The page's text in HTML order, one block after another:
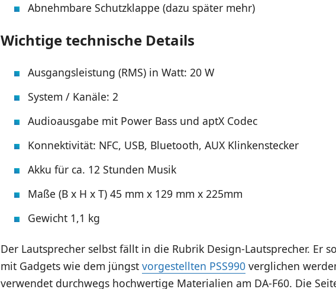
Abnehmbare Schutzklappe (dazu später mehr)
Wichtige technische Details
Ausgangsleistung (RMS) in Watt: 20 W
System / Kanäle: 2
Audioausgabe mit Power Bass und aptX Codec
Konnektivität: NFC, USB, Bluetooth, AUX Klinkenstecker
Akku für ca. 12 Stunden Musik
Maße (B x H x T) 45 mm x 129 mm x 225mm
Gewicht 1,1 kg
Der Lautsprecher selbst fällt in die Rubrik Design-Lautsprecher. Er
mit Gadgets wie dem jüngst vorgestellten PSS990verglichen
verwendet durchwegs hochwertige Materialien am DA-F60. Die